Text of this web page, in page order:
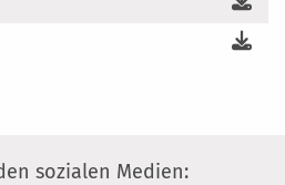
sozialen Medien: